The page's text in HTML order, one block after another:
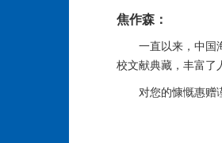
焦作森：
一直以来，中国
校文献典藏，丰富了
对您的慷慨惠赠